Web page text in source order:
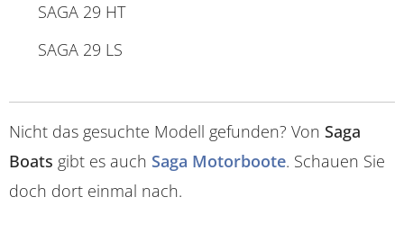
SAGA 29 HT
SAGA 29 LS
Nicht das gesuchte Modell gefunden? Von Saga
Boats gibt es auch Saga Motorboote. Schauen Sie
doch dort einmal nach.